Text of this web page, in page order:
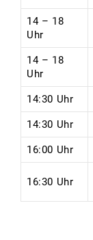
14 – 18
Uhr
14 – 18
Uhr
14:30 Uhr
14:30 Uhr
16:00 Uhr
16:30 Uhr